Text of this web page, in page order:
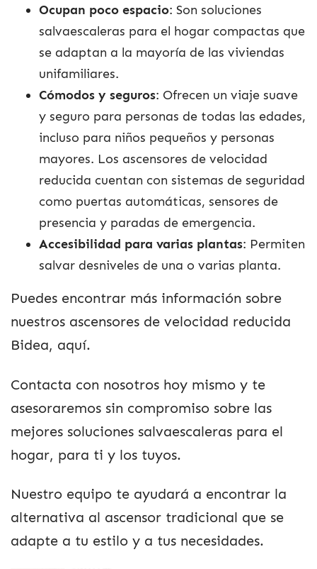
Ocupan poco espacio: Son soluciones
salvaescaleras para el hogar compactas que
se adaptan a la mayoría de las viviendas
unifamiliares.
Cómodos y seguros: Ofrecen un viaje suave
y seguro para personas de todas las edades,
incluso para niños pequeños y personas
mayores. Los ascensores de velocidad
reducida cuentan con sistemas de seguridad
como puertas automáticas, sensores de
presencia y paradas de emergencia.
Accesibilidad para varias plantas: Permiten
salvar desniveles de una o varias planta.
Puedes encontrar más información sobre
nuestros ascensores de velocidad reducida
Bidea, aquí.
Contacta con nosotros hoy mismo y te
asesoraremos sin compromiso sobre las
mejores soluciones salvaescaleras para el
hogar, para ti y los tuyos.
Nuestro equipo te ayudará a encontrar la
alternativa al ascensor tradicional que se
adapte a tu estilo y a tus necesidades.